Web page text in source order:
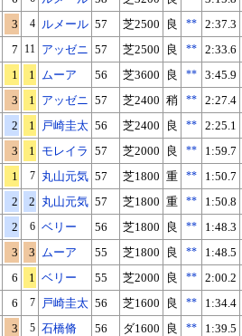
3 4 ルメール 57 芝2500 良 ** 2:37.3
7 11 アッゼニ 57 芝2500 良 ** 2:33.6
1 1 ムーア 56 芝3600 良 ** 3:45.9
3 1 アッゼニ 57 芝2400 稍 ** 2:27.4
2 1 戸崎圭太 56 芝2400 良 ** 2:25.1
3 1 モレイラ 57 芝2000 良 ** 1:59.7
1 7 丸山元気 57 芝1800 重 ** 1:50.7
2 2 丸山元気 57 芝1800 重 ** 1:50.8
2 6 ベリー 56 芝1800 良 ** 1:48.3
3 3 ムーア 55 芝1800 良 ** 1:48.5
6 1 ベリー 55 芝2000 良 ** 2:00.2
6 7 戸崎圭太 56 芝1600 良 ** 1:34.4
3 5 石橋脩 56 ダ1600 良 ** 1:39.5